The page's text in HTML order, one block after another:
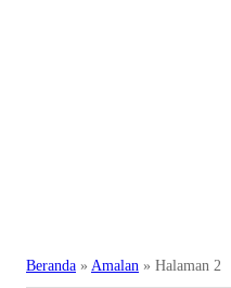
Beranda » Amalan » Halaman 2